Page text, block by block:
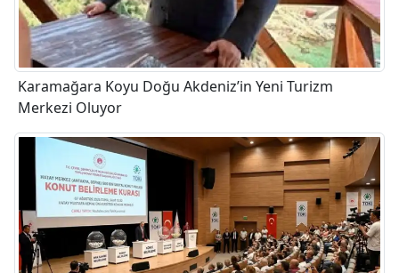
Karamağara Koyu Doğu Akdeniz’in Yeni Turizm
Merkezi Oluyor